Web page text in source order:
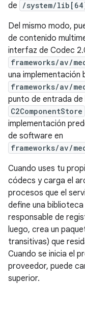
de
/system/
Del mismo modo,
de contenido
interfaz de Codec
frameworks/av/
una implementación
frameworks/av/
punto de entrada
C2ComponentStore
implementación
de software en
frameworks/av/
Cuando uses tu
códecs y carga el
procesos que el
define una
responsable de
luego, crea un
transitivas) que
Cuando se inicia el
proveedor, puede
superior.